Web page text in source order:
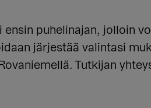
puhelinajan, jolloin
järjestää valintasi
Tutkijan